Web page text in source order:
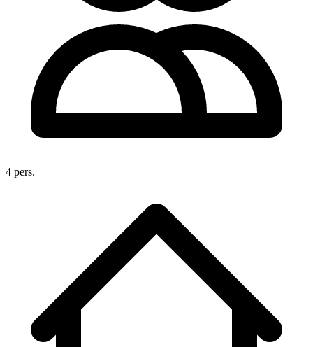
4 pers.